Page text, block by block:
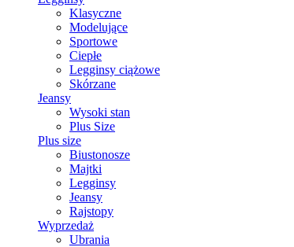
Klasyczne
Modelujące
Sportowe
Ciepłe
Legginsy ciążowe
Skórzane
Jeansy
Wysoki stan
Plus Size
Plus size
Biustonosze
Majtki
Legginsy
Jeansy
Rajstopy
Wyprzedaż
Ubrania